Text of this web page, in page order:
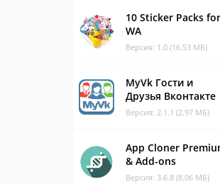
10 Sticker Packs for
WA
Версия: 1.0 (16.53 МБ)
MyVk Гости и
Друзья Вконтакте
Версия: 2.1.1 (2.97 МБ)
App Cloner
& Add-ons
Версия: 3.6.8 (8.06 МБ)